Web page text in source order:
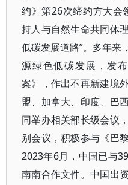
约》第26次缔约方大会
持人与自然生命共同体
低碳发展道路”。多年来
源绿色低碳发展，发
案》，作出不再新建境
盟、加拿大、印度、巴
同举办相关部长级会议
别会议，积极参与《巴
2023年6月，中国已与
南南合作文件。中国出